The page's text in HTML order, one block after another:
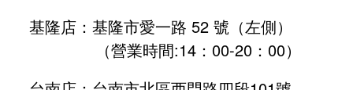
基隆店：基隆市愛一路 52 號（左側）
（營業時間:14：00-20：00）